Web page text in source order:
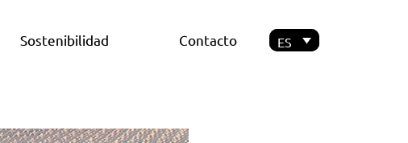
Sostenibilidad Contacto ES